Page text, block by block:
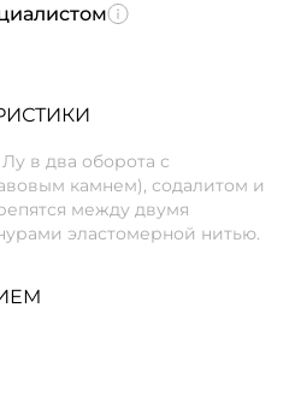
в два оборота с
камнем), содалитом и
между двумя
эластомерной нитью.